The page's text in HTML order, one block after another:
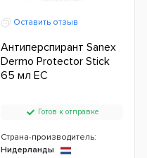
Оставить отзыв
Антиперспирант Sanex
Dermo Protector Stick
65 мл ЕС
Готов к отправке
Страна-производитель:
Нидерланды